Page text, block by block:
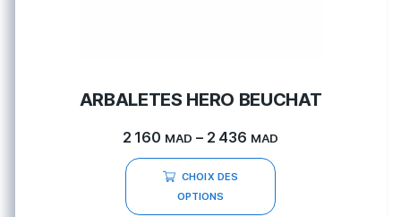
ARBALETES HERO BEUCHAT
2 160 MAD – 2 436 MAD
CHOIX DES
OPTIONS